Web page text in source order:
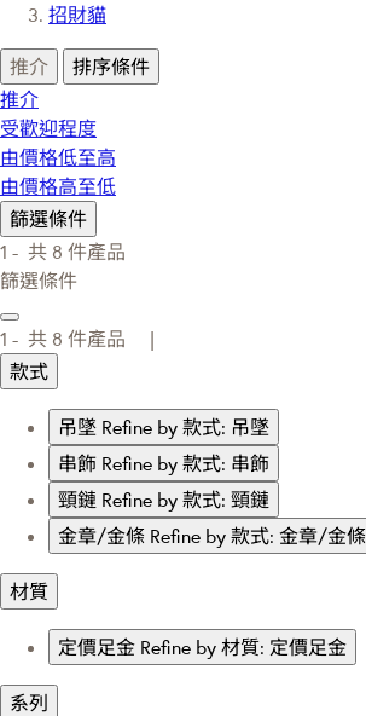
招財貓
推介
排序條件
推介
受歡迎程度
由價格低至高
由價格高至低
篩選條件
1 - 共 8 件產品
篩選條件
1 - 共 8 件產品 |
款式
吊墜 Refine by 款式: 吊墜
串飾 Refine by 款式: 串飾
頸鏈 Refine by 款式: 頸鏈
金章/金條 Refine by 款式: 金章/金條
材質
定價足金 Refine by 材質: 定價足金
系列